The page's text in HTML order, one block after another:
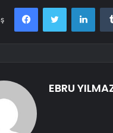
FacebookTwitter
EBRU